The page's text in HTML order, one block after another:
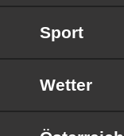
Sport
Wetter